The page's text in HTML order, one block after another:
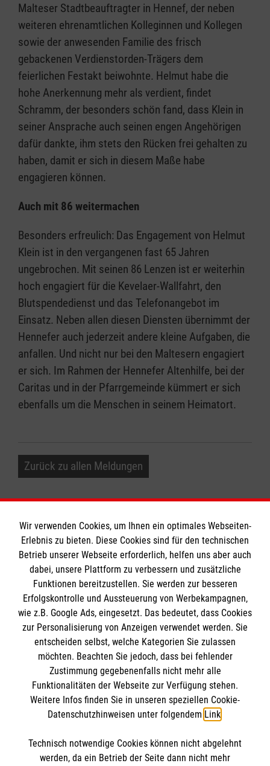
Malteser Stadtbeauftragter in Hennef, der neben
weiteren ehrenamtlichen Kolleginnen und Kollegen
sowie der anwesenden Familie des frisch
gebackenen Verdienstorden-Trägers dem
feierlichen Festakt beiwohnte. Helmut habe die
hohe Anerkennung mehr als verdient, findet
Schramm, der besonders schön fand, dass Klein in
seiner Ansprache auch seinen engen Angehörigen
dafür dankte, ihm stets den Rücken frei gehalten zu
haben, damit er sich in diesem Maße habe
engagieren können.
Auch mit 86 weitermachen
Besonders erfreulich: Das Engagement von Helmut
Klein ist in den vergangenen fast 65 Jahren
ungebrochen. Mit seinen 86 Lenzen ist er weiterhin
hoch engagiert für die Kevelaer-Wallfahrt, den
Blutspendedienst und das Telefonangebot im
Einsatz. Neben allen diesen Diensten übernimmt der
Hennefer auch jederzeit andere kleine Aufgaben, die
anfallen. Und nicht nur bei den Maltesern engagiert
er sich. Im Rahmen der Hennefer Altenhilfe, bei der
Caritas und in der Pfarrgemeinde kümmert er sich
ebenfalls um die Menschen in seinem Heimatort.
Zurück zu allen Meldungen
Informationen
Impressum
Datenschutz
Barrierefreiheit
Kontakt
​Teilnahmebedingungen Gewinnspiel
Die Malteser
Malteser in Deutschland
Malteserorden
Sharepoint
Spendenkonto
Bank: Pax-Bank für Kirche und Caritas eG
So finden Sie uns
Wir verwenden Cookies, um Ihnen ein optimales Webseiten-
Erlebnis zu bieten. Diese Cookies sind für den technischen
Betrieb unserer Webseite erforderlich, helfen uns aber auch
dabei, unsere Plattform zu verbessern und zusätzliche
Funktionen bereitzustellen. Sie werden zur besseren
Erfolgskontrolle und Aussteuerung von Werbekampagnen,
wie z.B. Google Ads, eingesetzt. Das bedeutet, dass Cookies
zur Personalisierung von Anzeigen verwendet werden. Sie
entscheiden selbst, welche Kategorien Sie zulassen
möchten. Beachten Sie jedoch, dass bei fehlender
Zustimmung gegebenenfalls nicht mehr alle
Funktionalitäten der Webseite zur Verfügung stehen.
Weitere Infos finden Sie in unseren speziellen Cookie-
Datenschutzhinweisen unter folgendem Link.
Technisch notwendige Cookies können nicht abgelehnt
werden, da ein Betrieb der Seite dann nicht mehr